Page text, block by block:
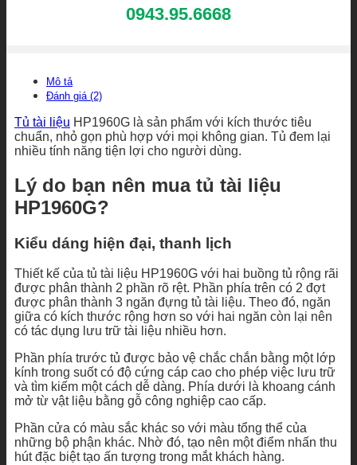
0943.95.6668
Mô tả
Đánh giá (2)
Tủ tài liệu HP1960G là sản phẩm với kích thước tiêu
chuẩn, nhỏ gọn phù hợp với mọi không gian. Tủ đem lại
nhiều tính năng tiện lợi cho người dùng.
Lý do bạn nên mua tủ tài liệu
HP1960G?
Kiểu dáng hiện đại, thanh lịch
Thiết kế của tủ tài liệu HP1960G với hai buồng tủ rộng rãi
được phân thành 2 phần rõ rệt. Phần phía trên có 2 đợt
được phân thành 3 ngăn đựng tủ tài liệu. Theo đó, ngăn
giữa có kích thước rộng hơn so với hai ngăn còn lại nên
có tác dụng lưu trữ tài liệu nhiều hơn.
Phần phía trước tủ được bảo vệ chắc chắn bằng một lớp
kính trong suốt có độ cứng cáp cao cho phép việc lưu trữ
và tìm kiếm một cách dễ dàng. Phía dưới là khoang cánh
mở từ vật liệu bằng gỗ công nghiệp cao cấp.
Phần cửa có màu sắc khác so với màu tổng thể của
những bộ phận khác. Nhờ đó, tạo nên một điểm nhấn thu
hút đặc biệt tạo ấn tượng trong mắt khách hàng.